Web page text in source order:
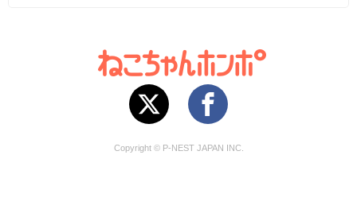
Copyright © P-NEST JAPAN INC.